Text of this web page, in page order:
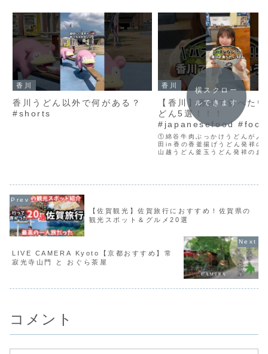
香川
香川うどん以外で何がある？
#shorts
香川
【香川】香川で食べた
どん5選！！！
#japanesefood #food
#foodie #japantravel
①綿谷牛肉ぶっかけうどんが
田in香の香釜揚げうどん発祥
山越うどん釜玉うどん発祥の
横スクロー
ルできます
【佐賀観光】佐賀旅行におすすめ！佐賀県の
観光スポット＆グルメ20選
LIVE CAMERA Kyoto【京都おすすめ】常
寂光寺山門 と おぐら茶屋
コメント